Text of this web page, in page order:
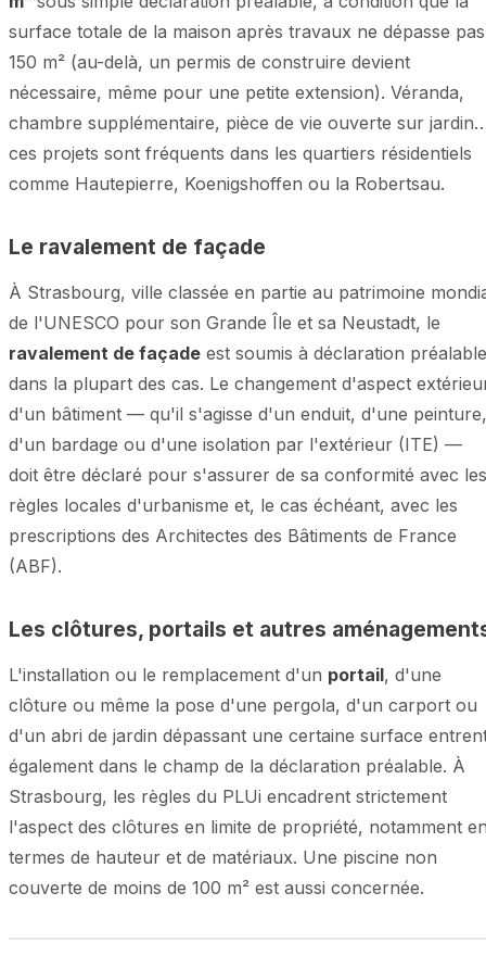
surface totale de la maison après travaux ne dépasse pas
150 m² (au-delà, un permis de construire devient
nécessaire, même pour une petite extension). Véranda,
chambre supplémentaire, pièce de vie ouverte sur
ces projets sont fréquents dans les quartiers résidentiels
comme Hautepierre, Koenigshoffen ou la Robertsau.
Le ravalement de façade
À Strasbourg, ville classée en partie au patrimoine
de l'UNESCO pour son Grande Île et sa Neustadt, le
ravalement de façade est soumis à déclaration préalable
dans la plupart des cas. Le changement d'aspect
d'un bâtiment — qu'il s'agisse d'un enduit, d'une peinture,
d'un bardage ou d'une isolation par l'extérieur (ITE) —
doit être déclaré pour s'assurer de sa conformité avec les
règles locales d'urbanisme et, le cas échéant, avec les
prescriptions des Architectes des Bâtiments de France
(ABF).
Les clôtures, portails et autres
L'installation ou le remplacement d'un portail, d'une
clôture ou même la pose d'une pergola, d'un carport ou
d'un abri de jardin dépassant une certaine surface
également dans le champ de la déclaration préalable. À
Strasbourg, les règles du PLUi encadrent strictement
l'aspect des clôtures en limite de propriété, notamment
termes de hauteur et de matériaux. Une piscine non
couverte de moins de 100 m² est aussi concernée.